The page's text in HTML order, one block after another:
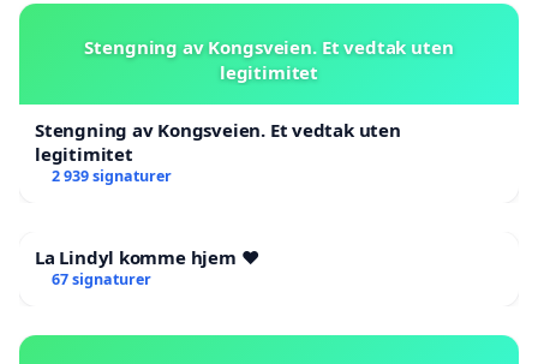
Stengning av Kongsveien. Et vedtak uten
legitimitet
Stengning av Kongsveien. Et vedtak uten
legitimitet
2 939 signaturer
La Lindyl komme hjem ❤️
67 signaturer